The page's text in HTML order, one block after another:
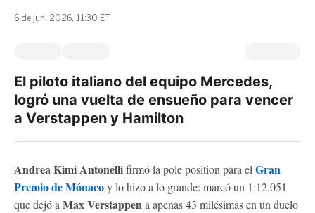
6 de jun, 2026, 11:30 ET
El piloto italiano del equipo Mercedes,
logró una vuelta de ensueño para vencer
a Verstappen y Hamilton
Andrea Kimi Antonellifirmó la pole position para el Gran
Premio de Mónacoy lo hizo a lo grande: marcó un 1:12.051
que dejó a Max Verstappena apenas 43 milésimas en un duelo